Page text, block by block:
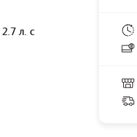
2.7 л. с